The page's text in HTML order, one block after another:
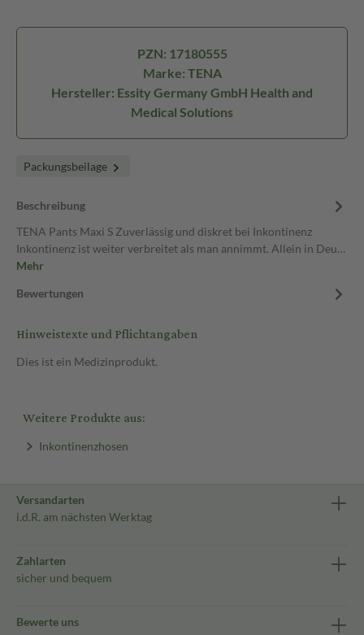
PZN: 17180555
Marke: TENA
Hersteller: Essity Germany GmbH Health and
Medical Solutions
Packungsbeilage
Beschreibung
TENA Pants Maxi S Zuverlässig und diskret bei Inkontinenz
Inkontinenz ist weiter verbreitet als man annimmt. Allein in Deu…
Mehr
Bewertungen
Hinweistexte und Pflichtangaben
Dies ist ein Medizinprodukt.
Weitere Produkte aus:
Inkontinenzhosen
Versandarten
i.d.R. am nächsten Werktag
Zahlarten
sicher und bequem
Bewerte uns